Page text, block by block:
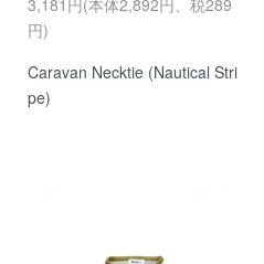
円)
Caravan Necktie (Nautical Stri
pe)